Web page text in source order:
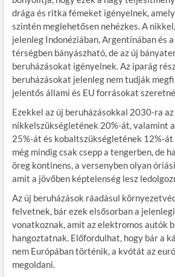
drága és ritka fémeket igényelnek,
szintén meglehetősen nehézkes. A
jelenleg Indonéziában, Argentínában és
térségben bányászható, de az új
beruházásokat igényelnek. Az iparág
beruházásokat jelenleg nem tudják
jelentős állami és EU forrásokat
Ezekkel az új beruházásokkal 2030-ra az
nikkelszükségletének 20%-át, valamint
25%-át és kobaltszükségletének 12%-át
még mindig csak csepp a tengerben, de
öreg kontinens, a versenyben olyan
amit a jövőben képtelenség lesz
Az új beruházások ráadásul
felvetnek, bár ezek elsősorban a
vonatkoznak, amit az elektromos autók
hangoztatnak. Előfordulhat, hogy bár a
nem Európában történik, a kvótát az
megoldani.